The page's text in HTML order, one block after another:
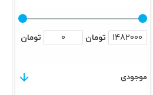
تومان تومان
موجودی